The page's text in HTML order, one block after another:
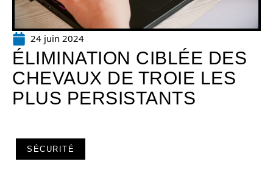
24 juin 2024
ÉLIMINATION CIBLÉE DES
CHEVAUX DE TROIE LES
PLUS PERSISTANTS
SÉCURITÉ